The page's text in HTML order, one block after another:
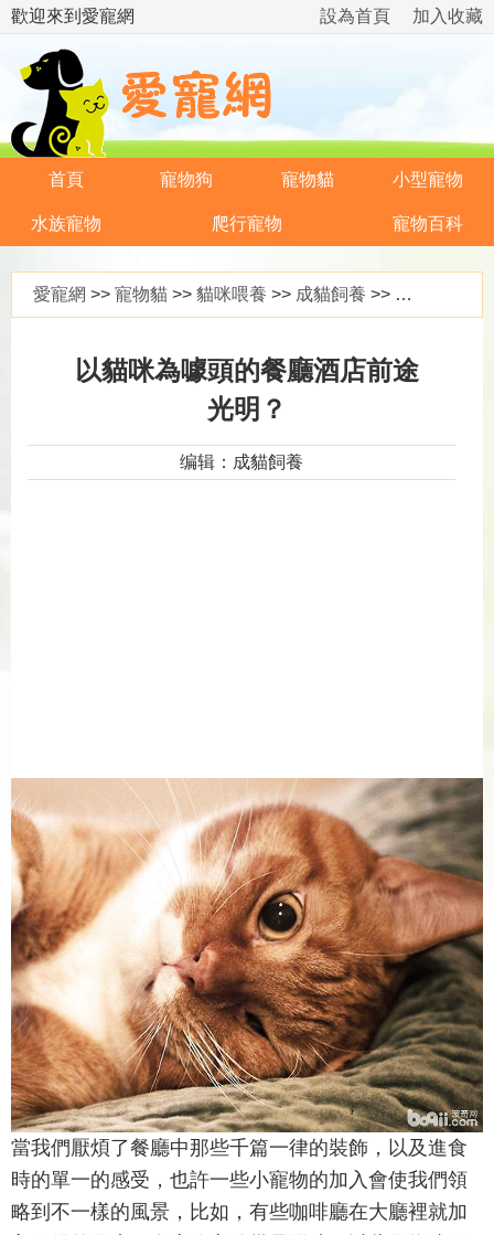
歡迎來到愛寵網 加入收藏
設為首頁
首頁 寵物狗 寵物貓 小型寵物
水族寵物 爬行寵物 寵物百科
愛寵網 >> 寵物貓 >> 貓咪喂養 >> 成貓飼養 >> 以貓咪為噱頭的餐廳酒店前途光明？
以貓咪為噱頭的餐廳酒店前途
光明？
编辑：成貓飼養
當我們厭煩了餐廳中那些千篇一律的裝飾，以及進食
時的單一的感受，也許一些小寵物的加入會使我們領
略到不一樣的風景，比如，有些咖啡廳在大廳裡就加